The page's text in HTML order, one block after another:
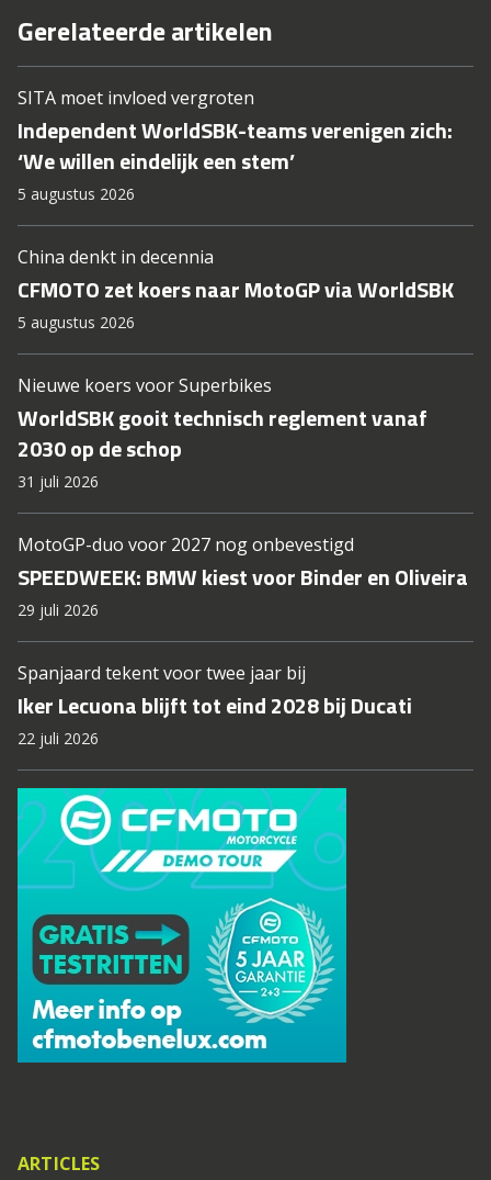
Gerelateerde artikelen
SITA moet invloed vergroten
Independent WorldSBK-teams verenigen zich:
‘We willen eindelijk een stem’
5 augustus 2026
China denkt in decennia
CFMOTO zet koers naar MotoGP via WorldSBK
5 augustus 2026
Nieuwe koers voor Superbikes
WorldSBK gooit technisch reglement vanaf
2030 op de schop
31 juli 2026
MotoGP-duo voor 2027 nog onbevestigd
SPEEDWEEK: BMW kiest voor Binder en Oliveira
29 juli 2026
Spanjaard tekent voor twee jaar bij
Iker Lecuona blijft tot eind 2028 bij Ducati
22 juli 2026
ARTICLES